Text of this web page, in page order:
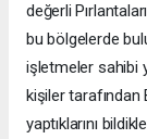
değerli
bu bölgelerde
işletmeler sahibi
kişiler
yaptıklarını